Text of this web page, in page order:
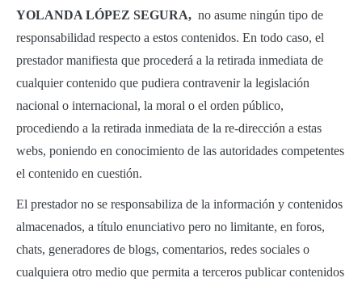
YOLANDA LÓPEZ SEGURA, no asume ningún tipo de
responsabilidad respecto a estos contenidos. En todo caso, el
prestador manifiesta que procederá a la retirada inmediata de
cualquier contenido que pudiera contravenir la legislación
nacional o internacional, la moral o el orden público,
procediendo a la retirada inmediata de la re-dirección a estas
webs, poniendo en conocimiento de las autoridades competentes
el contenido en cuestión.
El prestador no se responsabiliza de la información y contenidos
almacenados, a título enunciativo pero no limitante, en foros,
chats, generadores de blogs, comentarios, redes sociales o
cualquiera otro medio que permita a terceros publicar contenidos